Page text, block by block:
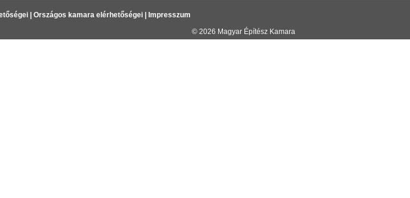
| Országos kamara elérhetőségei|
Impresszum
© 2026 Magyar Építész Kamara